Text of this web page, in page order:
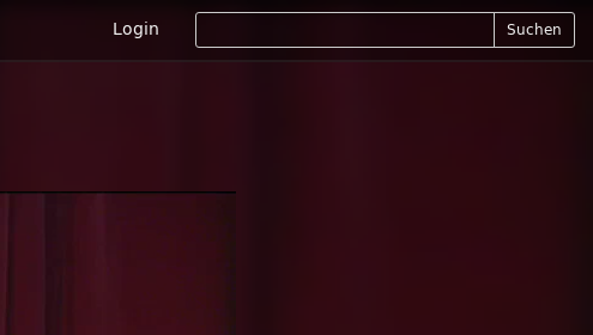
Login Suchen